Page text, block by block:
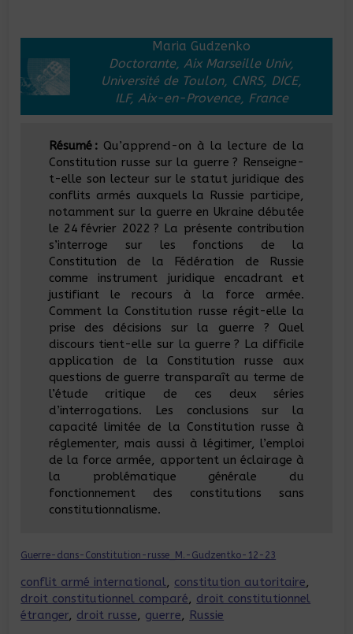
Maria Gudzenko
Doctorante, Aix Marseille Univ,
Université de Toulon, CNRS, DICE,
ILF, Aix-en-Provence, France
Résumé :Qu’apprend-on à la lecture de la
Constitution russe sur la guerre ? Renseigne-
t-elle son lecteur sur le statut juridique des
conflits armés auxquels la Russie participe,
notamment sur la guerre en Ukraine débutée
le 24 février 2022 ? La présente contribution
s’interroge sur les fonctions de la
Constitution de la Fédération de Russie
comme instrument juridique encadrant et
justifiant le recours à la force armée.
Comment la Constitution russe régit-elle la
prise des décisions sur la guerre ? Quel
discours tient-elle sur la guerre ? La difficile
application de la Constitution russe aux
questions de guerre transparaît au terme de
l’étude critique de ces deux séries
d’interrogations. Les conclusions sur la
capacité limitée de la Constitution russe à
réglementer, mais aussi à légitimer, l’emploi
de la force armée, apportent un éclairage à
la problématique générale du
fonctionnement des constitutions sans
constitutionnalisme.
Guerre-dans-Constitution-russe_M.-Gudzentko-12-23
conflit armé international, constitution autoritaire
droit constitutionnel comparé, droit constitutionnel
étranger, droit russe, guerre, Russie